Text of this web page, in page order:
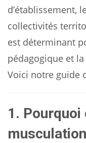
d’établissement,
collectivités
est déterminant
pédagogique et
Voici notre guide
1. Pourquoi